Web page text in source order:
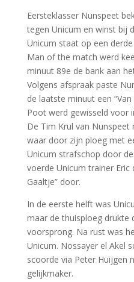
Eersteklasser Nunspeet
tegen Unicum en winst bij
Unicum staat op een
Man of the match werd
minuut 89e de bank aan
Volgens afspraak paste
de laatste minuut een
Poot werd gewisseld voor
De Tim Krul van
waar door zijn ploeg met
Unicum strafschop door
voerde Unicum trainer Eric
Gaaltje” door.
In de eerste helft was
maar de thuisploeg drukte
voorsprong. Na rust was
Unicum. Nossayer el Akel
scoorde via Peter Huijgen
gelijkmaker.